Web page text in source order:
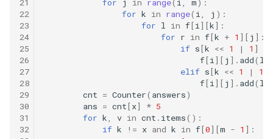
59.2. 队列的最大值
60. n 个骰子的点数
61. 扑克牌中的顺子
62. 圆圈中最后剩下的数字
63. 股票的最大利润
63. 替换单词
64. 神奇的字典
65. 最短的单词编码
66. 单词之和
67. 最大的异或
16.8. 整数的英语表示
16.9. 运算
16.10. 生存人数
16.11. 跳水板
16.13. 平分正方形
21
22
23
24
25
26
27
28
29
30
31
32
for
j in range( i, m):
for k in range( i, j ):
for l in f[i][k]:
for r in f[k + 1 ][ j ]:
if s[k << 1 | 1 ]
f[i][ j ] . add( l
elif s[k << 1 | 1
f[i][ j ] . add( l
cnt = Counter( answers)
ans = cnt[x] * 5
for k, v in cnt . items():
if k != x and k in f[0][m - 1 ]: